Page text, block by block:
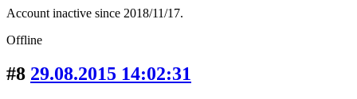
Account inactive since 2018/11/17.
Offline
#8 29.08.2015 14:02:31